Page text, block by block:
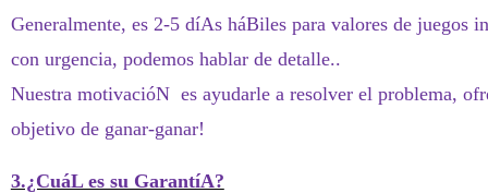
Generalmente, es 2-5 díAs háBiles para valores de juegos
con urgencia, podemos hablar de detalle..
Nuestra motivacióN es ayudarle a resolver el problema,
objetivo de ganar-ganar!
3.¿CuáL es su GarantíA?